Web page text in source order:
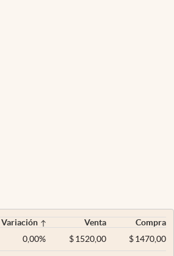
Variación Venta
Compra
0,00% $ 1520,00 $1470,00